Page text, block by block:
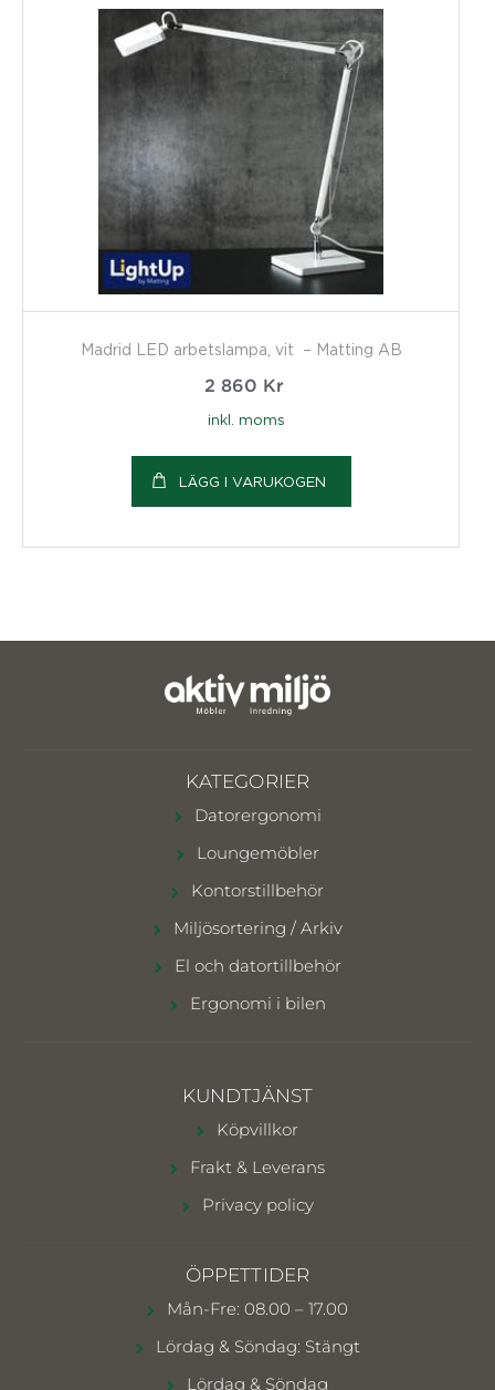
Madrid LED arbetslampa, vit – Matting AB
2 860 Kr
inkl. moms
LÄGG I VARUKOGEN
KATEGORIER
Datorergonomi
Loungemöbler
Kontorstillbehör
Miljösortering / Arkiv
El och datortillbehör
Ergonomi i bilen
KUNDTJÄNST
Köpvillkor
Frakt & Leverans
Privacy policy
ÖPPETTIDER
Mån-Fre: 08.00 – 17.00
Lördag & Söndag: Stängt
Lördag & Söndag